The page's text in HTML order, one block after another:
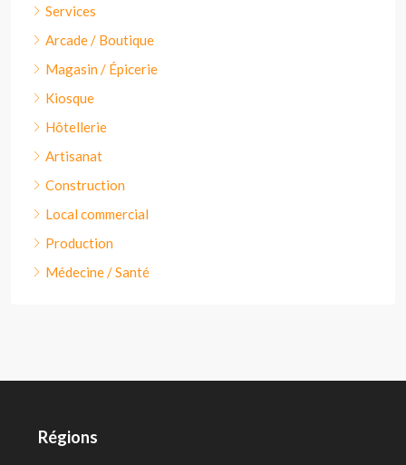
Services
Arcade / Boutique
Magasin / Épicerie
Kiosque
Hôtellerie
Artisanat
Construction
Local commercial
Production
Médecine / Santé
Régions